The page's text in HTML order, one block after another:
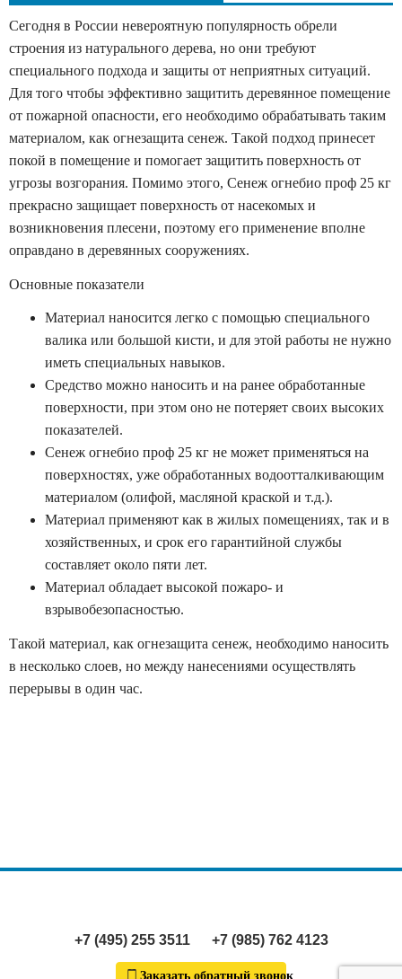
Сегодня в России невероятную популярность обрели
строения из натурального дерева, но они требуют
специального подхода и защиты от неприятных ситуаций.
Для того чтобы эффективно защитить деревянное помещение
от пожарной опасности, его необходимо обрабатывать таким
материалом, как огнезащита сенеж. Такой подход принесет
покой в помещение и помогает защитить поверхность от
угрозы возгорания. Помимо этого, Сенеж огнебио проф 25 кг
прекрасно защищает поверхность от насекомых и
возникновения плесени, поэтому его применение вполне
оправдано в деревянных сооружениях.
Основные показатели
Материал наносится легко с помощью специального
валика или большой кисти, и для этой работы не нужно
иметь специальных навыков.
Средство можно наносить и на ранее обработанные
поверхности, при этом оно не потеряет своих высоких
показателей.
Сенеж огнебио проф 25 кг не может применяться на
поверхностях, уже обработанных водоотталкивающим
материалом (олифой, масляной краской и т.д.).
Материал применяют как в жилых помещениях, так и в
хозяйственных, и срок его гарантийной службы
составляет около пяти лет.
Материал обладает высокой пожаро- и
взрывобезопасностью.
Такой материал, как огнезащита сенеж, необходимо наносить
в несколько слоев, но между нанесениями осуществлять
перерывы в один час.
+7 (495) 255 3511 +7 (985) 762 4123
Заказать обратный звонок